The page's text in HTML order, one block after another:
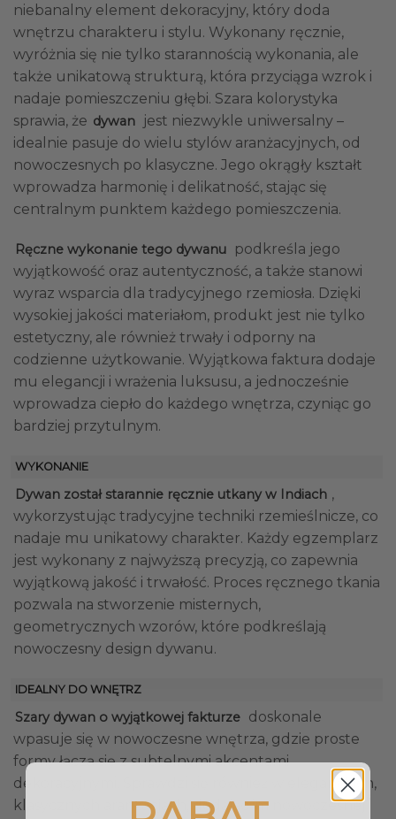
niebanalny element dekoracyjny, który doda
wnętrzu charakteru i stylu. Wykonany ręcznie,
wyróżnia się nie tylko starannością wykonania, ale
także unikatową strukturą, która przyciąga wzrok i
nadaje pomieszczeniu głębi. Szara kolorystyka
sprawia, że dywan
jest niezwykle uniwersalny –
idealnie pasuje do wielu stylów aranżacyjnych, od
nowoczesnych po klasyczne. Jego okrągły kształt
wprowadza harmonię i delikatność, stając się
centralnym punktem każdego pomieszczenia.
Ręczne wykonanie tego dywanu
podkreśla jego
wyjątkowość oraz autentyczność, a także stanowi
wyraz wsparcia dla tradycyjnego rzemiosła. Dzięki
wysokiej jakości materiałom, produkt jest nie tylko
estetyczny, ale również trwały i odporny na
codzienne użytkowanie. Wyjątkowa faktura dodaje
mu elegancji i wrażenia luksusu, a jednocześnie
wprowadza ciepło do każdego wnętrza, czyniąc go
bardziej przytulnym.
WYKONANIE
Dywan został starannie ręcznie utkany w Indiach ,
wykorzystując tradycyjne techniki rzemieślnicze, co
nadaje mu unikatowy charakter. Każdy egzemplarz
jest wykonany z najwyższą precyzją, co zapewnia
wyjątkową jakość i trwałość. Proces ręcznego tkania
pozwala na stworzenie misternych,
geometrycznych wzorów, które podkreślają
nowoczesny design dywanu.
IDEALNY DO WNĘTRZ
Szary dywan o wyjątkowej fakturze doskonale
wpasuje się w nowoczesne wnętrza, gdzie proste
formy łączą się z subtelnymi akcentami
dekoracyjnymi. Sprawdzi się również w eleganckich,
klasycznych aranżacjach, dodając im nowoczesnej